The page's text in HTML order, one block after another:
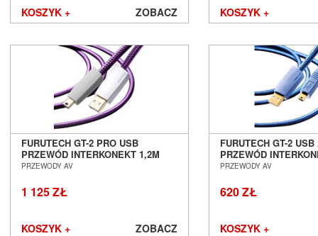
KOSZYK + ZOBACZ KOSZYK +
FURUTECH GT-2 PRO USB
PRZEWÓD INTERKONEKT 1,2M
SALON POZNAŃ WROCŁAW
PRZEWODY AV
1 125 ZŁ
KOSZYK + ZOBACZ
FURUTECH GT-2
PRZEWÓD
SALON POZNAŃ
PRZEWODY AV
620 ZŁ
KOSZYK +